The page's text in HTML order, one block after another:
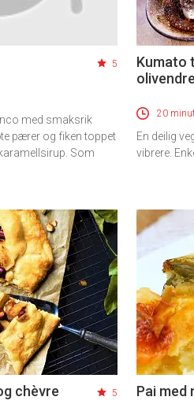
5
med smaksrik
pærer og fiken toppet
Som
Kumato
20
En deilig
vibrere.
chèvre 5 Pai med